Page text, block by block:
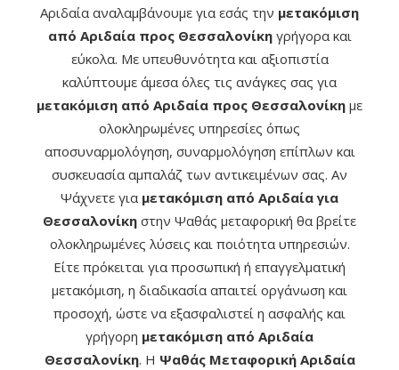
Αριδαία αναλαμβάνουμε για εσάς την μετακόμιση
από Αριδαία προς Θεσσαλονίκηγρήγορα και
εύκολα. Με υπευθυνότητα και αξιοπιστία
καλύπτουμε άμεσα όλες τις ανάγκες σας για
μετακόμιση από Αριδαία προς Θεσσαλονίκη με
ολοκληρωμένες υπηρεσίες όπως
αποσυναρμολόγηση, συναρμολόγηση επίπλων και
συσκευασία αμπαλάζ των αντικειμένων σας. Αν
Ψάχνετε για μετακόμιση από Αριδαία για
Θεσσαλονίκη στην Ψαθάς μεταφορική θα βρείτε
ολοκληρωμένες λύσεις και ποιότητα υπηρεσιών.
Είτε πρόκειται για προσωπική ή επαγγελματική
μετακόμιση, η διαδικασία απαιτεί οργάνωση και
προσοχή, ώστε να εξασφαλιστεί η ασφαλής και
γρήγορη μετακόμιση από Αριδαία
Θεσσαλονίκη. Η Ψαθάς Μεταφορική Αριδαία